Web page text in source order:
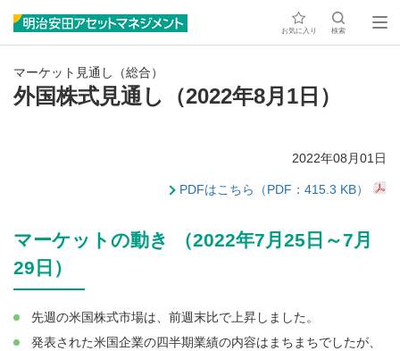
お気に入り 検索
マーケット見通し（総合）
外国株式見通し（2022年8月1日）
2022年08月01日
PDFはこちら（PDF：415.3 KB）
マーケットの動き （2022年7月25日～7月
29日）
先週の米国株式市場は、前週末比で上昇しました。
発表された米国企業の四半期業績の内容はまちまちでしたが、